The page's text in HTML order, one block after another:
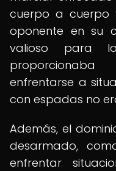
cuerpo a
oponente en su
valioso para
enfrentarse a
con espadas no
Además, el
desarmado,
enfrentar